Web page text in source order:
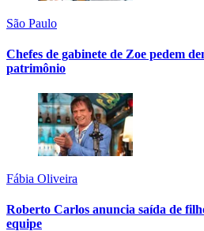
São Paulo
Chefes de gabinete de Zoe pedem
patrimônio
Fábia Oliveira
Roberto Carlos anuncia saída de
equipe